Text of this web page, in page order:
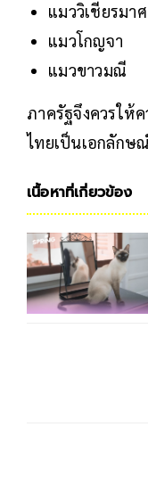
แมววิเชียรมาศ
แมวโกญจา
แมวขาวมณี
ภาครัฐจึงควรให้
ไทยเป็นเอกลักษ
เนื้อหาที่เกี่ยวข้อง